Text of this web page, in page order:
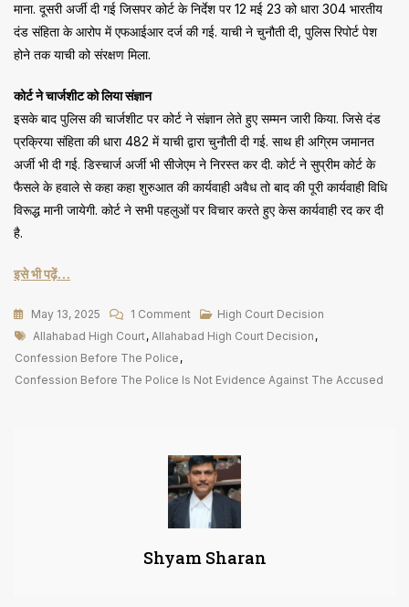
माना. दूसरी अर्जी दी गई जिसपर कोर्ट के निर्देश पर 12 मई 23 को धारा 304 भारतीय
दंड संहिता के आरोप में एफआईआर दर्ज की गई. याची ने चुनौती दी, पुलिस रिपोर्ट पेश
होने तक याची को संरक्षण मिला.
कोर्ट ने चार्जशीट को लिया संज्ञान
इसके बाद पुलिस की चार्जशीट पर कोर्ट ने संज्ञान लेते हुए सम्मन जारी किया. जिसे दंड
प्रक्रिया संहिता की धारा 482 में याची द्वारा चुनौती दी गई. साथ ही अग्रिम जमानत
अर्जी भी दी गई. डिस्चार्ज अर्जी भी सीजेएम ने निरस्त कर दी. कोर्ट ने सुप्रीम कोर्ट के
फैसले के हवाले से कहा कहा शुरुआत की कार्यवाही अवैध तो बाद की पूरी कार्यवाही विधि
विरूद्ध मानी जायेगी. कोर्ट ने सभी पहलुओं पर विचार करते हुए केस कार्यवाही रद कर दी
है.
इसे भी पढ़ें…
May 13, 2025 1 CommentOn
डाक्टर
सामान्य
सिविल
दायित्व
High Court Decision
Tags
Allahabad High Court, Allahabad High Court Decision ,
Confession Before The Police ,
Confession Before The Police Is Not Evidence Against The Accused
Shyam Sharan